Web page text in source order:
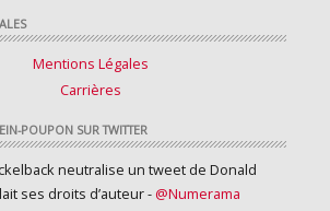
Mentions Légales
Carrières
POUPON SUR TWITTER
neutralise un tweet de Donald
ses droits d’auteur - @Numerama